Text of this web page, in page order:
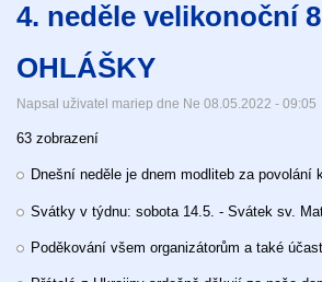
4. neděle velikonoční
OHLÁŠKY
Napsal uživatel mariep dne Ne 08.05.2022 - 09:05
63 zobrazení
Dnešní neděle je dnem modliteb za povolání
Svátky v týdnu: sobota 14.5. - Svátek sv.
Poděkování všem organizátorům a také